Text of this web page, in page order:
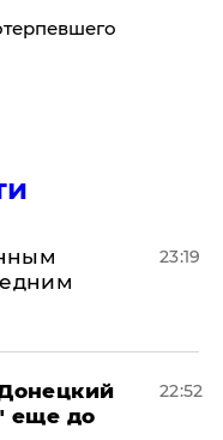
23:19
еще до
22:52